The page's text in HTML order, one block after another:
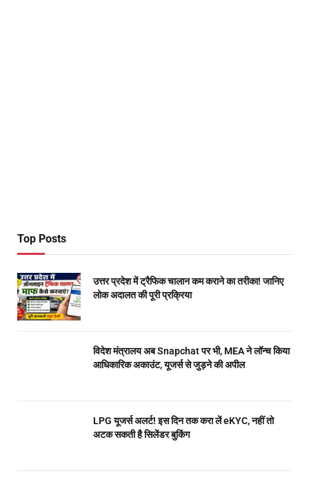
Top Posts
उत्तर प्रदेश में ट्रैफिक चालान कम कराने का तरीका! जानिए
लोक अदालत की पूरी प्रक्रिया
विदेश मंत्रालय अब Snapchat पर भी, MEA ने लॉन्च किया
आधिकारिक अकाउंट, यूजर्स से जुड़ने की अपील
LPG यूजर्स अलर्ट! इस दिन तक करा लें eKYC, नहीं तो
अटक सकती है सिलेंडर बुकिंग